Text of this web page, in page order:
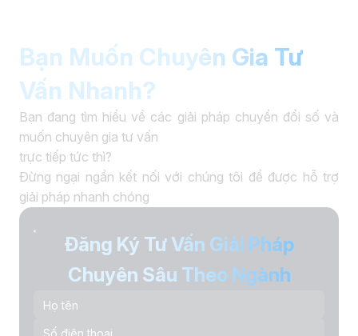
Bạn Muốn Chuyên Gia Tư
Vấn Nhanh?
Bạn đang tìm hiểu về các giải pháp chuyển đổi số và
muốn chuyên gia tư vấn
trực tiếp tức thì?
Đừng ngại ngần kết nối với chúng tôi để được hỗ trợ
giải pháp nhanh chóng
Đăng Ký Tư Vấn Giải Pháp
Chuyên Sâu Theo Ngành